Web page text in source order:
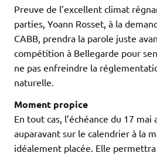
Preuve de l’excellent climat
parties, Yoann Rosset, à la
CABB, prendra la parole juste
compétition à Bellegarde pour
ne pas enfreindre la
naturelle.
Moment propice
En tout cas, l’échéance du 17
auparavant sur le calendrier à la
idéalement placée. Elle